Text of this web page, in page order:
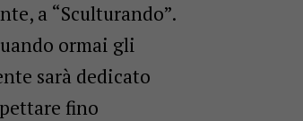
a “Sculturando”.
ormai gli
sarà dedicato
fino